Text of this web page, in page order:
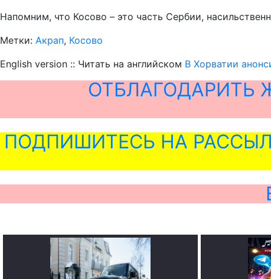
Напомним, что Косово – это часть Сербии,
Метки: Акрап, Косово
English version :: Читать на английском В Хорватии
ОТБЛАГОДАРИТЬ
ПОДПИШИТЕСЬ НА